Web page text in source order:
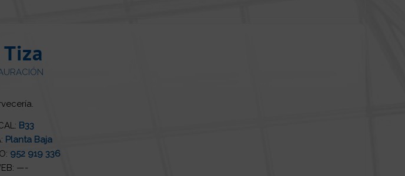
B33
Planta Baja
952 919 336
—-